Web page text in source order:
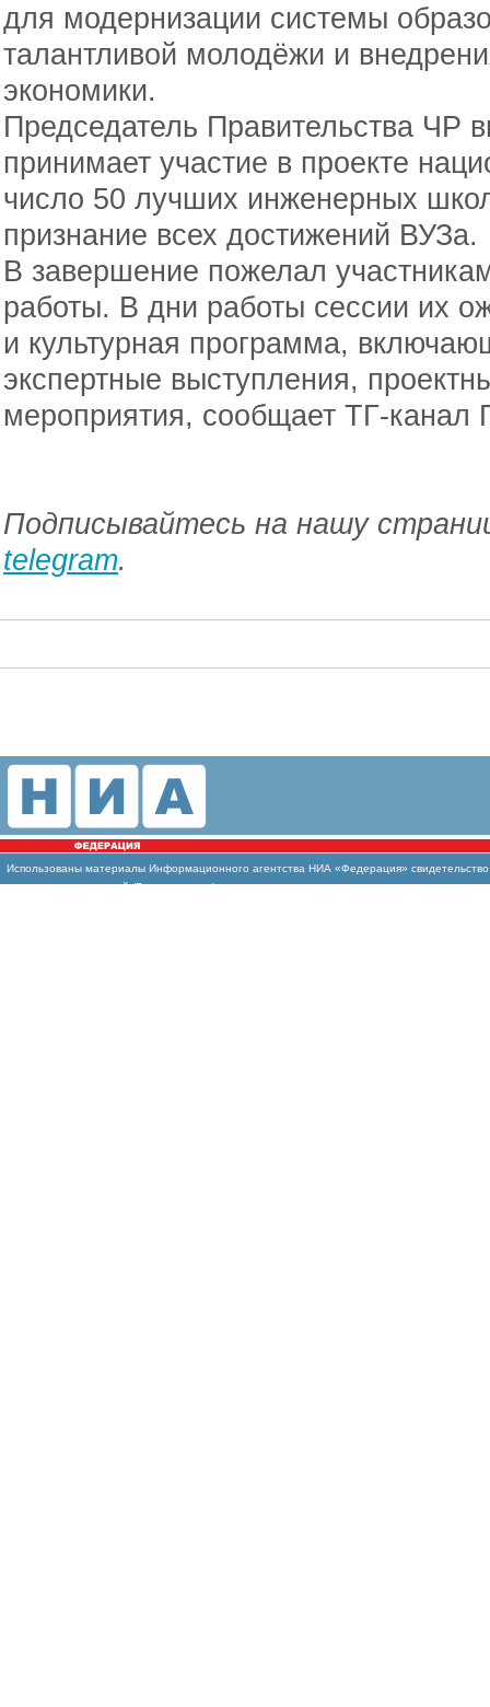
для модернизации системы
талантливой молодёжи и
экономики.
Председатель Правительства ЧР
принимает участие в проекте
число 50 лучших инженерных
признание всех достижений ВУЗа.
В завершение пожелал
работы. В дни работы сессии их
и культурная программа,
экспертные выступления,
мероприятия, сообщает ТГ-канал
Подписывайтесь на нашу
telegram.
Использованы материалы Информационного агентства НИА «Федерация»
массовых коммуникаций (Роскомнадзор)